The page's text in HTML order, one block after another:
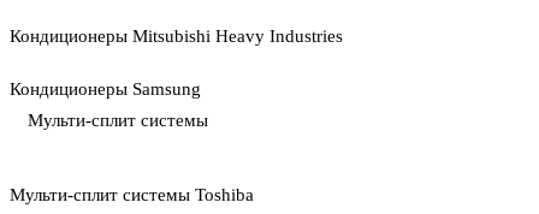
Кондиционеры Mitsubishi Heavy Industries
Кондиционеры Samsung
Мульти-сплит системы
Мульти-сплит системы Toshiba